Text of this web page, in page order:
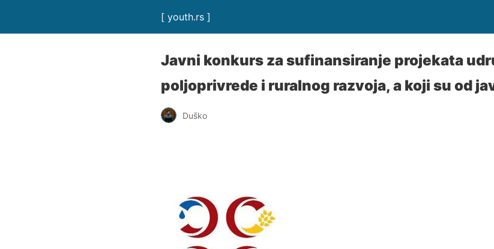
[ youth.rs ]
Јavni konkurs za sufinansiranje projekata
poljoprivrede i ruralnog razvoja, a koji su od
Duško